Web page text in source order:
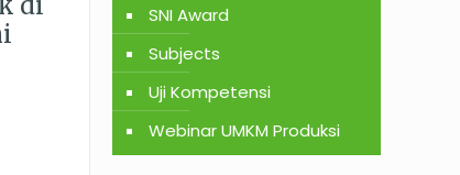
SNI Award
Subjects
Uji Kompetensi
Webinar UMKM Produksi